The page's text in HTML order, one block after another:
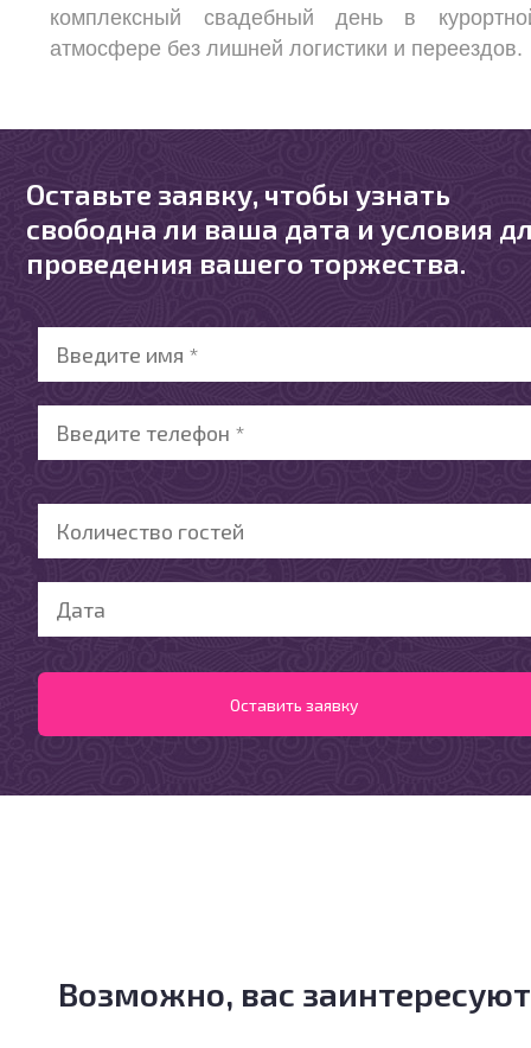
комплексный свадебный день в
атмосфере без лишней логистики и переездов.
Оставьте заявку, чтобы узнать
свободна ли ваша дата и условия
проведения вашего торжества.
Возможно, вас заинтересуют